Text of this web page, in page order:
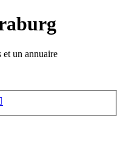
et un annuaire